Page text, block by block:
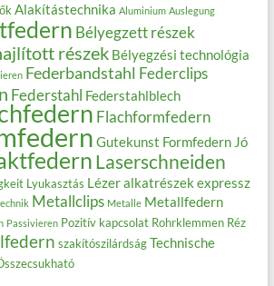
Alakítástechnika Aluminium Auslegung
Bélyegzett részek
részek Bélyegzési technológia
Federbandstahl Federclips
Federstahl Federstahlblech
Flachformfedern
Gutekunst Formfedern Jó
Laserschneiden
Lyukasztás Lézer alkatrészek expressz
Metallclips Metalle Metallfedern
Passivieren Pozitív kapcsolat Rohrklemmen Réz
szakítószilárdság Technische